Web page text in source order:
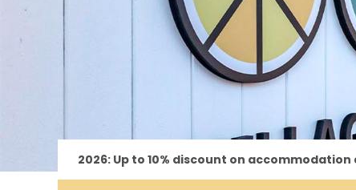
2026: Up to 10% discount on